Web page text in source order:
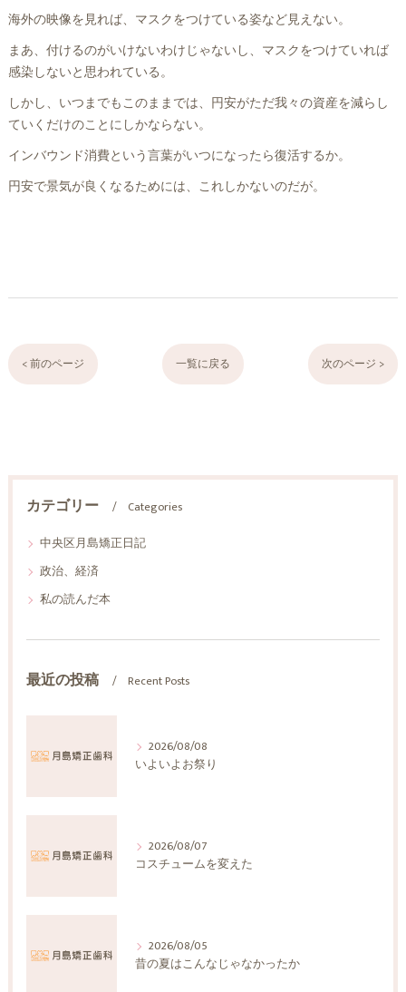
海外の映像を見れば、マスクをつけている姿など見えない。
まあ、付けるのがいけないわけじゃないし、マスクをつけていれば
感染しないと思われている。
しかし、いつまでもこのままでは、円安がただ我々の資産を減らし
ていくだけのことにしかならない。
インバウンド消費という言葉がいつになったら復活するか。
円安で景気が良くなるためには、これしかないのだが。
< 前のページ 一覧に戻る 次のページ >
カテゴリー
Categories
中央区月島矯正日記
政治、経済
私の読んだ本
最近の投稿 Recent Posts
2026/08/08
いよいよお祭り
2026/08/07
コスチュームを変えた
2026/08/05
昔の夏はこんなじゃなかったか